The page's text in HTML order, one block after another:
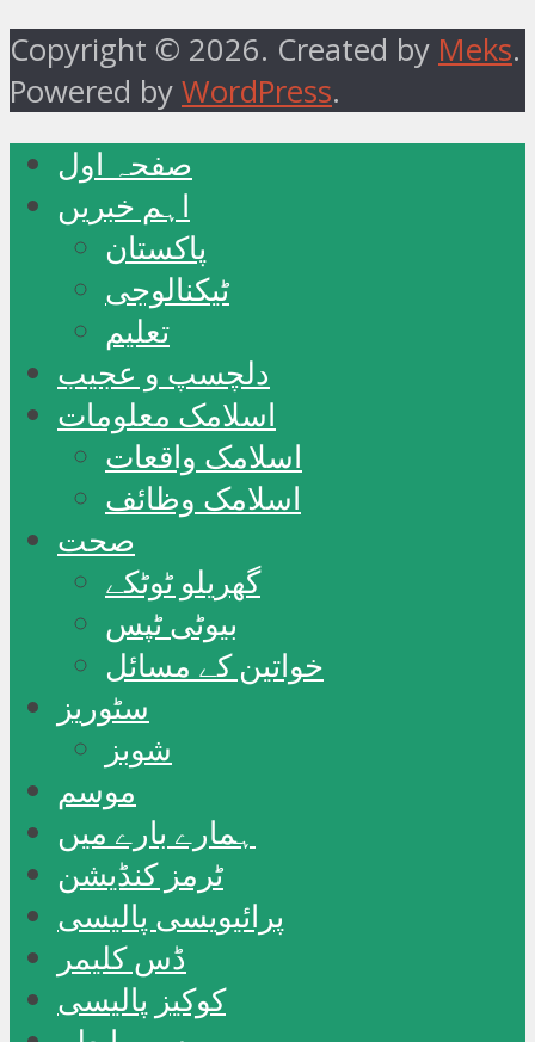
Copyright © 2026. Created by Meks.
Powered by WordPress.
صفحہ اول
اہم خبریں
پاکستان
ٹیکنالوجی
تعلیم
دلچسپ و عجیب
اسلامک معلومات
اسلامک واقعات
اسلامک وظائف
صحت
گھریلو ٹوٹکے
بیوٹی ٹپس
خواتین کے مسائل
سٹوریز
شوبز
موسم
ہمارے بارے میں
ٹرمز کنڈیشن
پرائیویسی پالیسی
ڈس کلیمر
کوکیز پالیسی